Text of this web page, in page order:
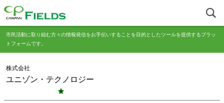
市民活動に取り組む方々の情報発信をお手伝いすることを目的としたツールを提供するプラッ
トフォームです。
株式会社
ユニゾン・テクノロジー